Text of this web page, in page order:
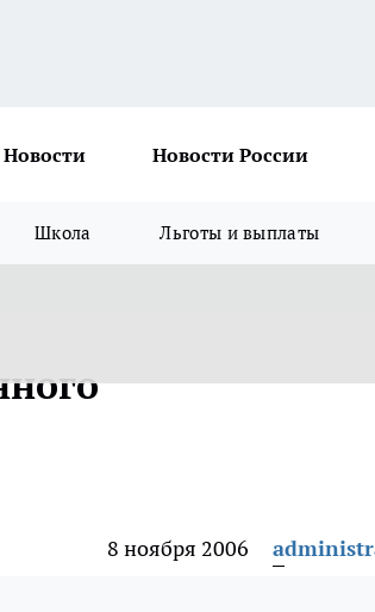
Новости Новости России
Школа Льготы и выплаты
8 ноября 2006